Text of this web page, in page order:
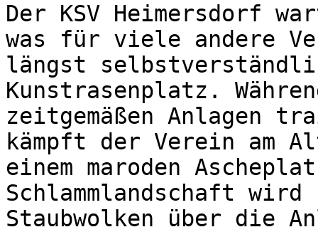
Der KSV Heimersdorf
was für viele andere
längst
Kunstrasenplatz.
zeitgemäßen Anlagen
kämpft der Verein am
einem maroden
Schlammlandschaft
Staubwolken über die